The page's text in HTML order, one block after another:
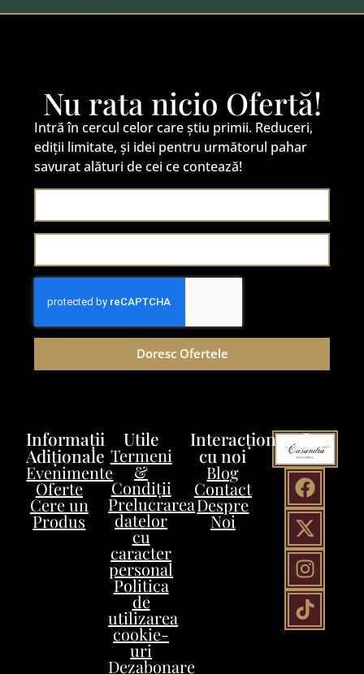
Nu rata nicio Ofertă!
Intră în cercul celor care știu primii. Reduceri,
ediții limitate, și idei pentru următorul pahar
savurat alături de cei ce contează!
Doresc Ofertele
Interacționează
cu noi
Blog
Contact
Despre
Noi
Utile
Termeni
&
Condiții
Prelucrarea
datelor
cu
caracter
personal
Politica
de
utilizarea
cookie-
uri
Dezabonare
Informații
Adiționale
Evenimente
Oferte
Cere un
Produs